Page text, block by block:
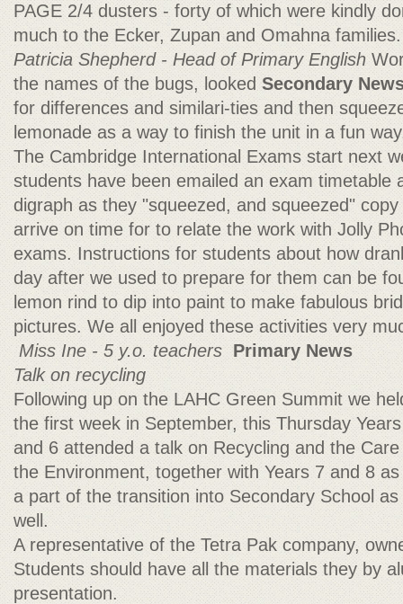
PAGE 2/4 dusters - forty of which were kindly
much to the Ecker, Zupan and Omahna families.
Patricia Shepherd - Head of Primary English
the names of the bugs, looked Secondary
for differences and similari-ties and then
lemonade as a way to finish the unit in a fun
The Cambridge International Exams start next
students have been emailed an exam timetable
digraph as they "squeezed, and squeezed"
arrive on time for to relate the work with Jolly
exams. Instructions for students about how
day after we used to prepare for them can be
lemon rind to dip into paint to make fabulous
pictures. We all enjoyed these activities very
Miss Ine - 5 y.o. teachers Primary News
Talk on recycling
Following up on the LAHC Green Summit we
the first week in September, this Thursday
and 6 attended a talk on Recycling and the
the Environment, together with Years 7 and 8 as
a part of the transition into Secondary School as
well.
A representative of the Tetra Pak company,
Students should have all the materials they by
presentation.